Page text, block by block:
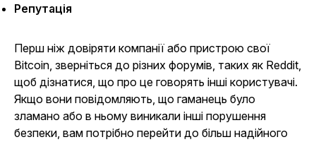
Репутація
Перш ніж довіряти компанії або пристрою свої
Bitcoin, зверніться до різних форумів, таких як Reddit,
щоб дізнатися, що про це говорять інші користувачі.
Якщо вони повідомляють, що гаманець було
зламано або в ньому виникали інші порушення
безпеки, вам потрібно перейти до більш надійного